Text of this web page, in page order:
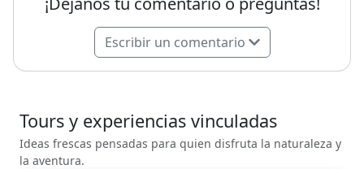
Escribir un comentario
Tours y experiencias vinculadas
Ideas frescas pensadas para quien disfruta la naturaleza y
la aventura.